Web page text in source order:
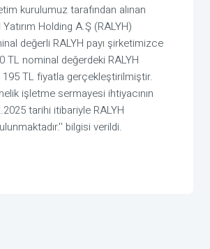
kurulumuz tarafından alınan
Holding A.Ş (RALYH)
değerli RALYH payı şirketimizce
TL nominal değerdeki RALYH
195 TL fiyatla gerçekleştirilmiştir.
işletme sermayesi ihtiyacının
tarihi itibariyle RALYH
bilgisi verildi.